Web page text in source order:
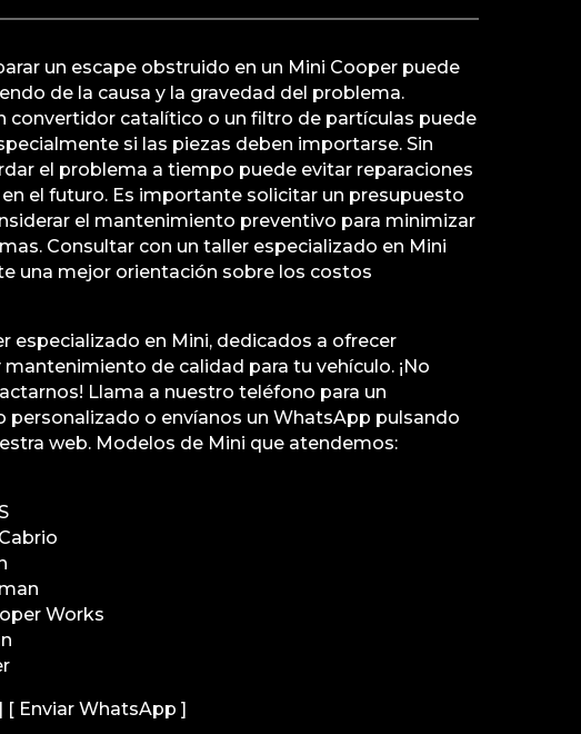
un escape obstruido en un Mini Cooper puede
de la causa y la gravedad del problema.
convertidor catalítico o un filtro de partículas puede
si las piezas deben importarse. Sin
el problema a tiempo puede evitar reparaciones
el futuro. Es importante solicitar un presupuesto
el mantenimiento preventivo para minimizar
Consultar con un taller especializado en Mini
una mejor orientación sobre los costos
especializado en Mini, dedicados a ofrecer
mantenimiento de calidad para tu vehículo. ¡No
Llama a nuestro teléfono para un
personalizado o envíanos un WhatsApp pulsando
web. Modelos de Mini que atendemos:
Works
[ Enviar WhatsApp ]